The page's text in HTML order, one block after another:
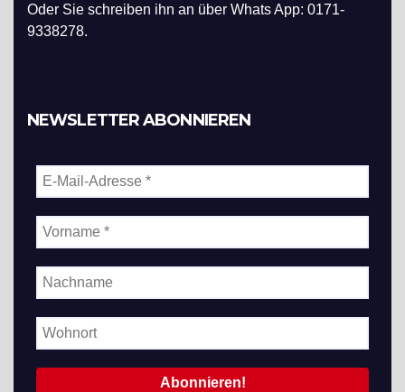
Oder Sie schreiben ihn an über Whats App: 0171-
9338278.
NEWSLETTER ABONNIEREN